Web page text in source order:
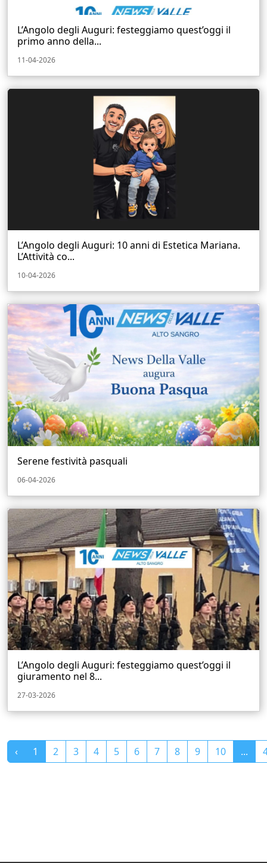
L’Angolo degli Auguri: festeggiamo quest’oggi il
primo anno della...
11-04-2026
L’Angolo degli Auguri: 10 anni di Estetica Mariana.
L’Attività co...
10-04-2026
Serene festività pasquali
06-04-2026
L’Angolo degli Auguri: festeggiamo quest’oggi il
giuramento nel 8...
27-03-2026
‹ 1 2 3 4 5 6 7 8 9 10 ...